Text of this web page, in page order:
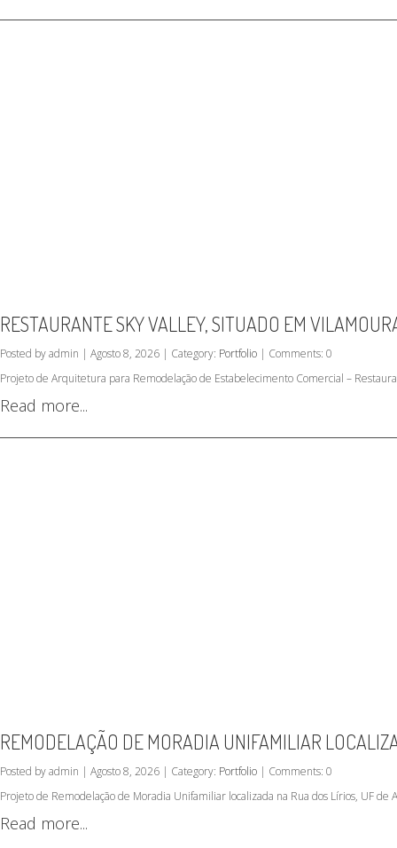
RESTAURANTE SKY VALLEY, SITUADO EM
Posted by admin | Agosto 8, 2026 | Category: Portfolio | Comments: 0
Projeto de Arquitetura para Remodelação de Estabelecimento Comercial –
Read more...
REMODELAÇÃO DE MORADIA UNIFAMILIAR
Posted by admin | Agosto 8, 2026 | Category: Portfolio | Comments: 0
Projeto de Remodelação de Moradia Unifamiliar localizada na Rua dos Lírios, UF de
Read more...